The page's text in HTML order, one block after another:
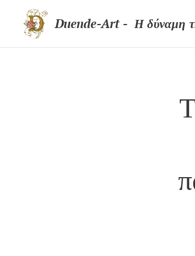
Duende-Art - Η δύναμη